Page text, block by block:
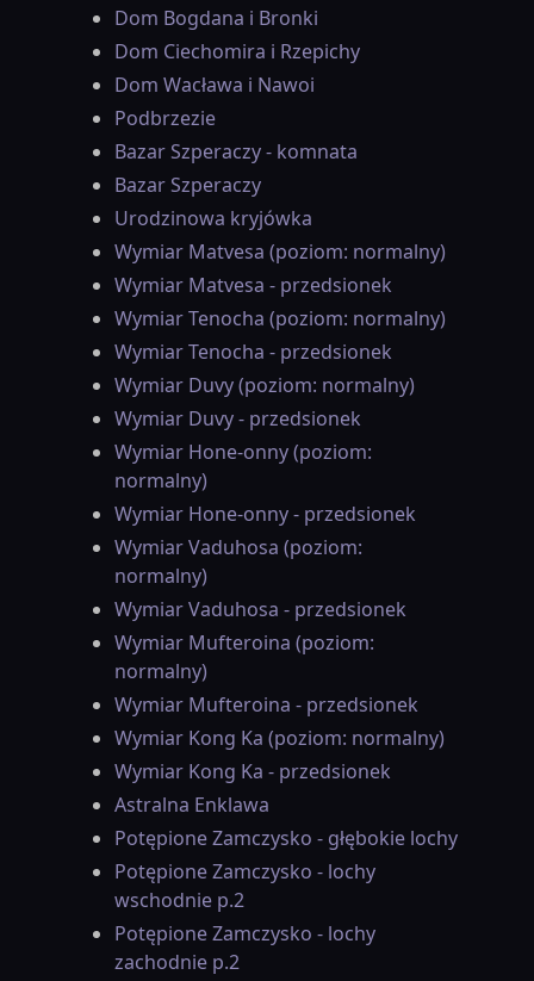
Dom Bogdana i Bronki
Dom Ciechomira i Rzepichy
Dom Wacława i Nawoi
Podbrzezie
Bazar Szperaczy - komnata
Bazar Szperaczy
Urodzinowa kryjówka
Wymiar Matvesa (poziom: normalny)
Wymiar Matvesa - przedsionek
Wymiar Tenocha (poziom: normalny)
Wymiar Tenocha - przedsionek
Wymiar Duvy (poziom: normalny)
Wymiar Duvy - przedsionek
Wymiar Hone-onny (poziom:
normalny)
Wymiar Hone-onny - przedsionek
Wymiar Vaduhosa (poziom:
normalny)
Wymiar Vaduhosa - przedsionek
Wymiar Mufteroina (poziom:
normalny)
Wymiar Mufteroina - przedsionek
Wymiar Kong Ka (poziom: normalny)
Wymiar Kong Ka - przedsionek
Astralna Enklawa
Potępione Zamczysko - głębokie lochy
Potępione Zamczysko - lochy
wschodnie p.2
Potępione Zamczysko - lochy
zachodnie p.2